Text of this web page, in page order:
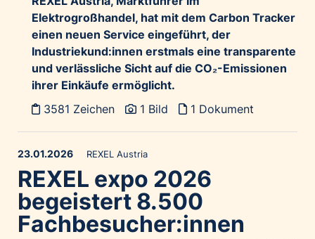
Elektrogroßhandel, hat mit dem Carbon Tracker
einen neuen Service eingeführt, der
Industriekund:innen erstmals eine transparente
und verlässliche Sicht auf die CO₂-Emissionen
ihrer Einkäufe ermöglicht.
3581 Zeichen
1 Bild 1 Dokument
23.01.2026 REXEL Austria
REXEL expo 2026
begeistert 8.500
Fachbesucher:innen